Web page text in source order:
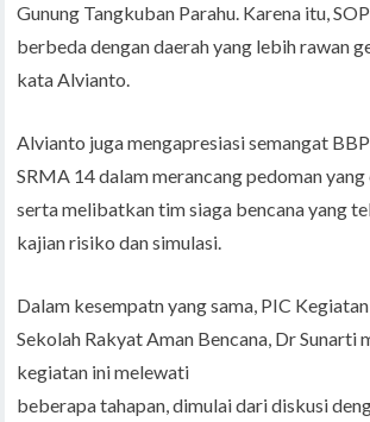
Gunung Tangkuban Parahu. Karena itu,
berbeda dengan daerah yang lebih rawan
kata Alvianto.
Alvianto juga mengapresiasi semangat
SRMA 14 dalam merancang pedoman yang
serta melibatkan tim siaga bencana yang
kajian risiko dan simulasi.
Dalam kesempatn yang sama, PIC
Sekolah Rakyat Aman Bencana, Dr Sunarti
kegiatan ini melewati
beberapa tahapan, dimulai dari diskusi